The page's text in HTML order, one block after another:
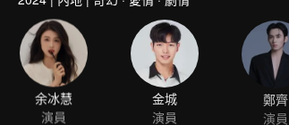
余冰慧
演員
金城
演員
鄭齊
演員